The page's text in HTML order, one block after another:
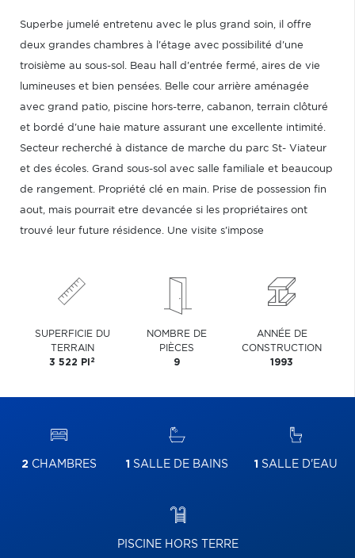
Superbe jumelé entretenu avec le plus grand soin, il offre
deux grandes chambres à l'étage avec possibilité d'une
troisième au sous-sol. Beau hall d'entrée fermé, aires de vie
lumineuses et bien pensées. Belle cour arrière aménagée
avec grand patio, piscine hors-terre, cabanon, terrain clôturé
et bordé d'une haie mature assurant une excellente intimité.
Secteur recherché à distance de marche du parc St- Viateur
et des écoles. Grand sous-sol avec salle familiale et beaucoup
de rangement. Propriété clé en main. Prise de possession fin
aout, mais pourrait etre devancée si les propriétaires ont
trouvé leur future résidence. Une visite s'impose
SUPERFICIE DU
TERRAIN
3 522 PI 2
NOMBRE DE
PIÈCES
9
ANNÉE DE
CONSTRUCTION
1993
2 CHAMBRES 1 SALLE DE BAINS 1 SALLE D'EAU
PISCINE HORS TERRE